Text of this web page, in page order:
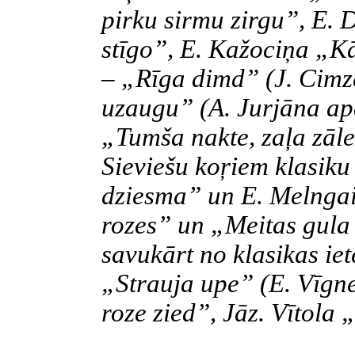
pirku sirmu zirgu”, E.
stīgo”, E. Kažociņa
– „Rīga dimd” (J.
uzaugu” (A. Jurjāna
„Tumša nakte, zaļa
Sieviešu koŗiem
dziesma” un E.
rozes” un „Meitas
savukārt no klasikas
„Strauja upe” (E.
roze zied”, Jāz. Vītola